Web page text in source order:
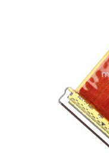
POLITICA